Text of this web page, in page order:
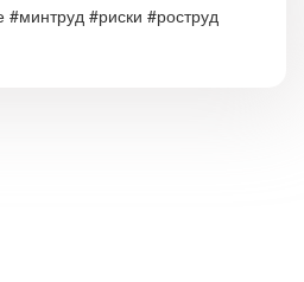
#риски #роструд